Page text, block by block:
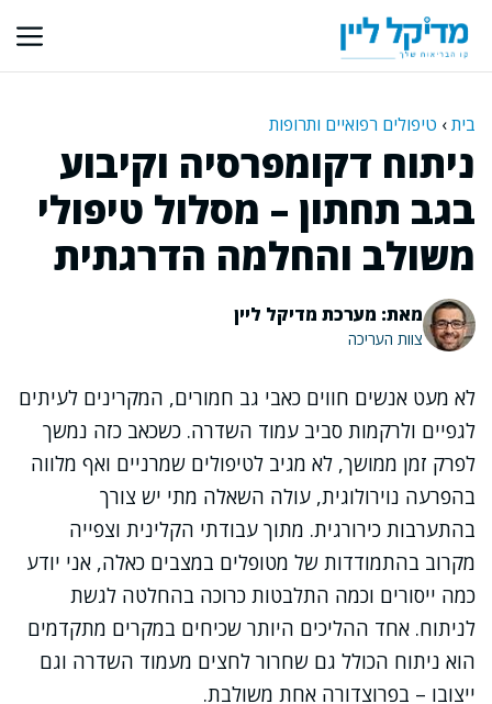
לתוכן
בית› טיפולים רפואיים ותרופות
ניתוח דקומפרסיה וקיבוע
בגב תחתון – מסלול טיפולי
משולב והחלמה הדרגתית
מאת: מערכת מדיקל ליין
צוות העריכה
לא מעט אנשים חווים כאבי גב חמורים, המקרינים לעיתים
לגפיים ולרקמות סביב עמוד השדרה. כשכאב כזה נמשך
לפרק זמן ממושך, לא מגיב לטיפולים שמרניים ואף מלווה
בהפרעה נוירולוגית, עולה השאלה מתי יש צורך
בהתערבות כירורגית. מתוך עבודתי הקלינית וצפייה
מקרוב בהתמודדות של מטופלים במצבים כאלה, אני יודע
כמה ייסורים וכמה התלבטות כרוכה בהחלטה לגשת
לניתוח. אחד ההליכים היותר שכיחים במקרים מתקדמים
הוא ניתוח הכולל גם שחרור לחצים מעמוד השדרה וגם
ייצובו – בפרוצדורה אחת משולבת.